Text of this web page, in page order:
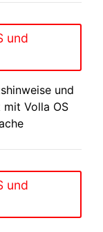
und
und
Volla OS
und